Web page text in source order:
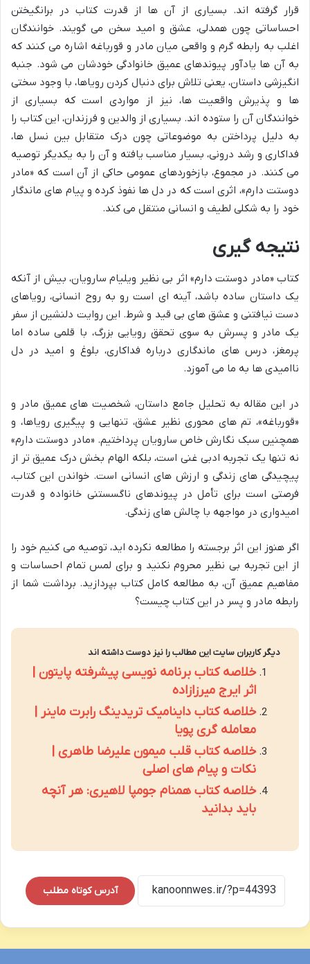
قرار گرفته اند. بسیاری از آن ها از قدرت کتاب در برانگیختن
احساساتی چون همدلی، عشق و امید سخن می گویند. خوانندگان
اغلب به رابطه گرم و واقعی میان مادر و قورباغه اشاره می کنند که
به آن ها یادآور پیوندهای عمیق خانوادگی خودشان می شود. جنبه
انگیزشی داستان، یعنی تلاش برای دنبال کردن رویاها، با وجود سختی
ها و پذیرش واقعیت ها، نیز از مواردی است که بسیاری از
خوانندگان آن را ستوده اند. بسیاری از والدین و فرزندان، این کتاب را
به دلیل پرداختن به موضوعاتی چون درک متقابل بین نسل ها،
فداکاری و رشد درونی، بسیار مناسب یافته و آن را به یکدیگر توصیه
می کنند. در مجموع، بازخوردهای عمومی حاکی از آن است که «مادر
دوستت دارم»، اثری است که در دل ها نفوذ کرده و پیام های ماندگار
خود را به شکلی لطیف و انسانی منتقل می کند.
نتیجه گیری
کتاب «مادر دوستت دارم» اثر بی نظیر ویلیام سارویان، بیش از آنکه
یک داستان ساده باشد، آینه ای است رو به روح انسانی، رویاهای
دست نیافتنی و عشق های بی قید و شرط. این روایت دلنشین از سفر
یک مادر و پسرش به سوی تحقق رویایی بزرگ، با قلمی ساده اما
پرمغز، درس های ماندگاری درباره فداکاری، بلوغ و امید در دل
ناامیدی ها به ما می آموزد.
در این مقاله به تحلیل جامع داستان، شخصیت های عمیق مادر و
«قورباغه»، تم های محوری نظیر عشق، تنهایی و پیگیری رویاها، و
همچنین سبک نگارش خاص سارویان پرداختیم. «مادر دوستت دارم»
نه تنها یک تجربه ادبی غنی است، بلکه الهام بخش درک عمیق تر از
پیچیدگی های زندگی و ارزش های انسانی است. خواندن این کتاب،
فرصتی است برای تأمل در پیوندهای ناگسستنی خانواده و قدرت
امیدواری در مواجهه با چالش های زندگی.
اگر هنوز این اثر برجسته را مطالعه نکرده اید، توصیه می کنیم خود را
از این تجربه بی نظیر محروم نکنید و برای لمس تمام احساسات و
مفاهیم عمیق آن، به مطالعه کامل کتاب بپردازید. برداشت شما از
رابطه مادر و پسر در این کتاب چیست؟
دیگر کاربران سایت این مطالب را نیز دوست داشته اند
خلاصه کتاب برنامه نویسی پیشرفته پایتون |
اثر ایرج میرزازاده
خلاصه کتاب داینامیک تریدینگ رابرت ماینر |
معامله گری پویا
خلاصه کتاب قلب میمون علیرضا طاهری |
نکات و پیام های اصلی
خلاصه کتاب همنام جومپا لاهیری: هر آنچه
باید بدانید
آدرس کوتاه مطلب